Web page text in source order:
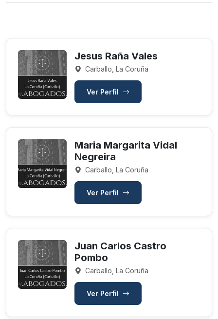
Jesus Raña Vales
Carballo, La Coruña
Ver Perfil
Maria Margarita Vidal
Negreira
Carballo, La Coruña
Ver Perfil
Juan Carlos Castro
Pombo
Carballo, La Coruña
Ver Perfil